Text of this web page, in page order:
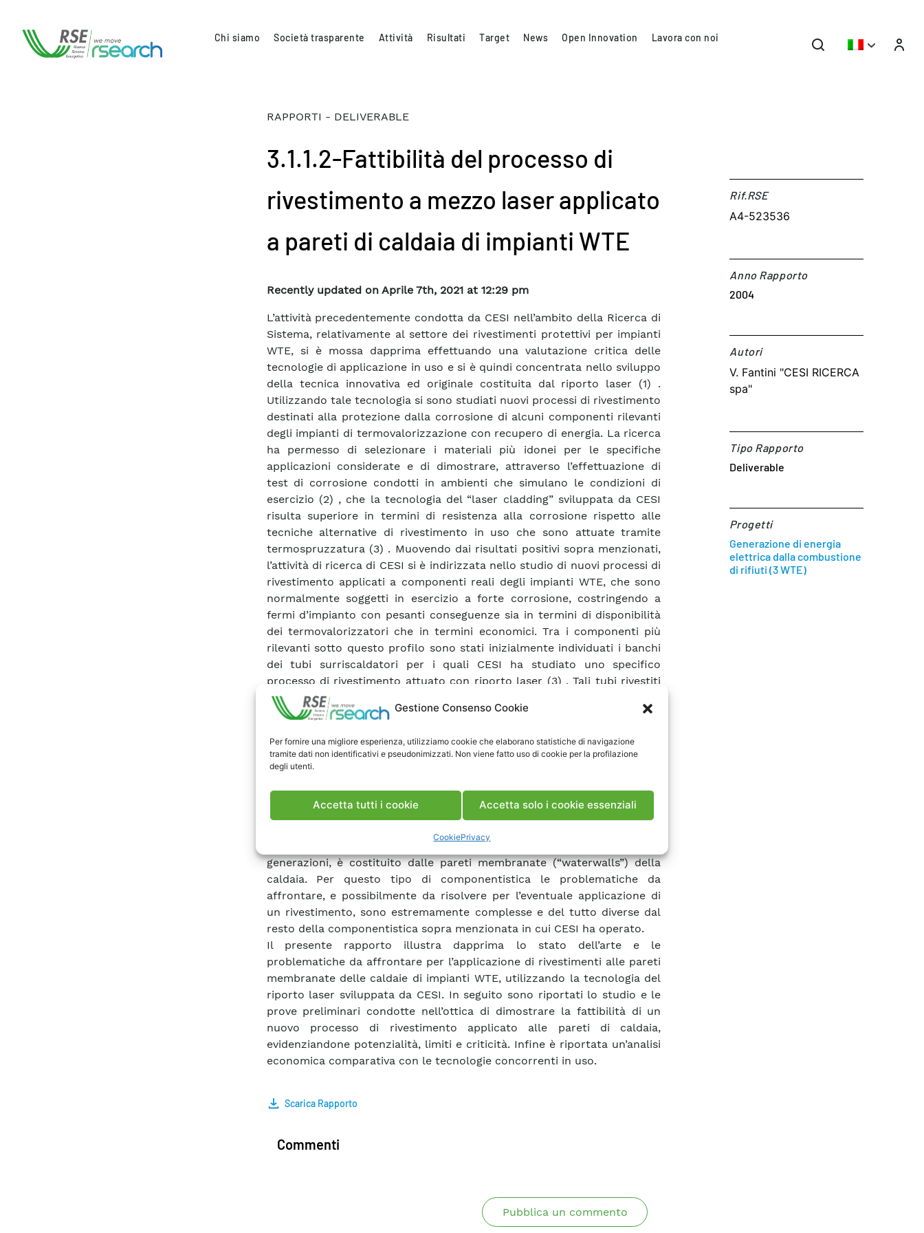
Gestione Consenso Cookie
Per fornire una migliore esperienza, utilizziamo cookie che elaborano statistiche di navigazione
tramite dati non identificativi e pseudonimizzati. Non viene fatto uso di cookie per la profilazione
degli utenti.
Accetta tutti i cookie Accetta solo i cookie essenziali
CookiePrivacy
Chi siamo Società trasparente Attività Risultati Target News Open Innovation Lavora con noi
RAPPORTI - DELIVERABLE
3.1.1.2-Fattibilità del processo di
rivestimento a mezzo laser applicato
a pareti di caldaia di impianti WTE
Recently updated on Aprile 7th, 2021 at 12:29 pm
L’attività precedentemente condotta da CESI nell’ambito della Ricerca di
Sistema, relativamente al settore dei rivestimenti protettivi per impianti
WTE, si è mossa dapprima effettuando una valutazione critica delle
tecnologie di applicazione in uso e si è quindi concentrata nello sviluppo
della tecnica innovativa ed originale costituita dal riporto laser (1) .
Utilizzando tale tecnologia si sono studiati nuovi processi di rivestimento
destinati alla protezione dalla corrosione di alcuni componenti rilevanti
degli impianti di termovalorizzazione con recupero di energia. La ricerca
ha permesso di selezionare i materiali più idonei per le specifiche
applicazioni considerate e di dimostrare, attraverso l’effettuazione di
test di corrosione condotti in ambienti che simulano le condizioni di
esercizio (2) , che la tecnologia del “laser cladding” sviluppata da CESI
risulta superiore in termini di resistenza alla corrosione rispetto alle
tecniche alternative di rivestimento in uso che sono attuate tramite
termospruzzatura (3) . Muovendo dai risultati positivi sopra menzionati,
l’attività di ricerca di CESI si è indirizzata nello studio di nuovi processi di
rivestimento applicati a componenti reali degli impianti WTE, che sono
normalmente soggetti in esercizio a forte corrosione, costringendo a
fermi d’impianto con pesanti conseguenze sia in termini di disponibilità
dei termovalorizzatori che in termini economici. Tra i componenti più
rilevanti sotto questo profilo sono stati inizialmente individuati i banchi
dei tubi surriscaldatori per i quali CESI ha studiato uno specifico
processo di rivestimento attuato con riporto laser (3) . Tali tubi rivestiti
sono quindi stati installati in vari impianti WTE che operano in diverse
condizioni di esercizio allo scopo di validare il processo sviluppato. Tale
dei rivestimenti sviluppati da CESI (4) . L’attività di ricerca di CESI si è
quindi rivolta allo studio di nuovi processi di rivestimento attuati con la
soggetti a forte corrosione, lance soffiatrici di fuliggine e pozzetti per
termocoppie, ed operanti a temperature sensibilmente superiori a quelle
soggetto a corrosione negli impianti WTE, specie delle ultime
generazioni, è costituito dalle pareti membranate (“waterwalls”) della
caldaia. Per questo tipo di componentistica le problematiche da
affrontare, e possibilmente da risolvere per l’eventuale applicazione di
un rivestimento, sono estremamente complesse e del tutto diverse dal
resto della componentistica sopra menzionata in cui CESI ha operato.
Il presente rapporto illustra dapprima lo stato dell’arte e le
problematiche da affrontare per l’applicazione di rivestimenti alle pareti
membranate delle caldaie di impianti WTE, utilizzando la tecnologia del
riporto laser sviluppata da CESI. In seguito sono riportati lo studio e le
prove preliminari condotte nell’ottica di dimostrare la fattibilità di un
nuovo processo di rivestimento applicato alle pareti di caldaia,
evidenziandone potenzialità, limiti e criticità. Infine è riportata un’analisi
economica comparativa con le tecnologie concorrenti in uso.
Scarica Rapporto
Rif.RSE​
A4-523536
Anno Rapporto
2004
Autori​
V. Fantini "CESI RICERCA
spa"
Tipo Rapporto
Deliverable
Progetti
Generazione di energia
elettrica dalla combustione
di rifiuti (3 WTE)
Commenti
Pubblica un commento